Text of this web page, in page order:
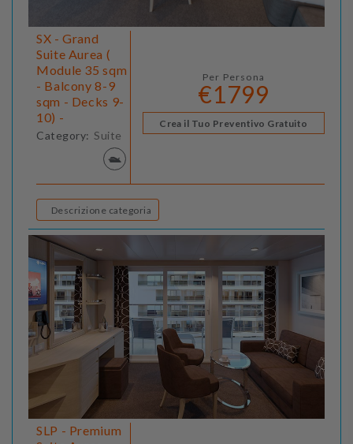
SX - Grand
Suite Aurea (
Module 35 sqm
- Balcony 8-9
sqm - Decks 9-
10) -
Category: Suite
Per Persona
€1799
Crea il Tuo Preventivo Gratuito
Descrizione categoria
SLP - Premium